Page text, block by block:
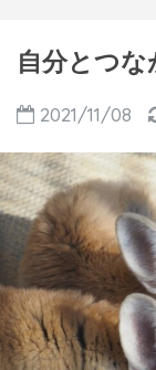
自分とつ
2021/11/08